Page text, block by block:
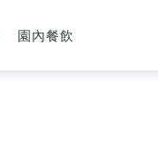
園內餐飲